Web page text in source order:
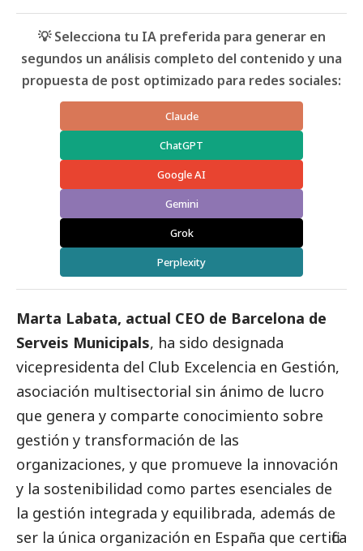
💡 Selecciona tu IA preferida para generar en
segundos un análisis completo del contenido y una
propuesta de post optimizado para redes sociales:
Claude
ChatGPT
Google AI
Gemini
Grok
Perplexity
Marta Labata, actual CEO de Barcelona de
Serveis Municipals, ha sido designada
vicepresidenta del Club Excelencia en Gestión,
asociación multisectorial sin ánimo de lucro
que genera y comparte conocimiento sobre
gestión y transformación de las
organizaciones, y que promueve la innovación
y la sostenibilidad como partes esenciales de
la gestión integrada y equilibrada, además de
ser la única organización en España que certifica